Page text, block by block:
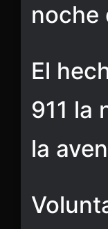
noche
El
911 la
la